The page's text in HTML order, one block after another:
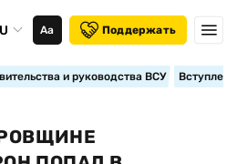
Аа Поддержать
и руководства ВСУ